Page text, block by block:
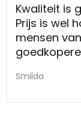
Kwaliteit is
Prijs is wel
mensen
Smilda